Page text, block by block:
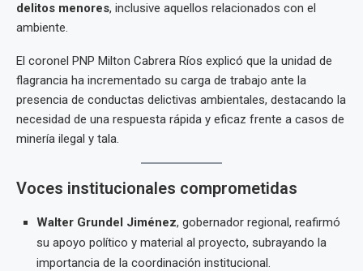
delitos menores, inclusive aquellos relacionados con el
ambiente.
El coronel PNP Milton Cabrera Ríos explicó que la unidad de
flagrancia ha incrementado su carga de trabajo ante la
presencia de conductas delictivas ambientales, destacando la
necesidad de una respuesta rápida y eficaz frente a casos de
minería ilegal y tala.
Voces institucionales comprometidas
Walter Grundel Jiménez, gobernador regional, reafirmó
su apoyo político y material al proyecto, subrayando la
importancia de la coordinación institucional.